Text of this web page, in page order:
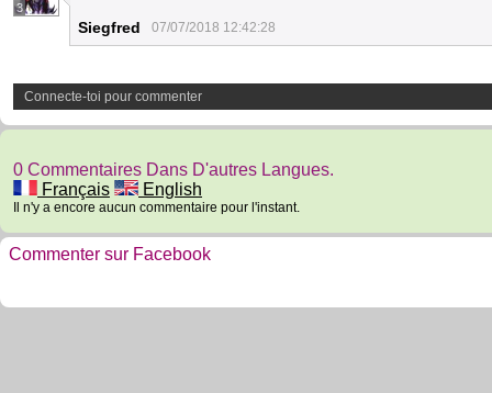
3
Siegfred 07/07/2018 12:42:28
Connecte-toi pour commenter
0 Commentaires Dans D'autres Langues.
Français
English
Il n'y a encore aucun commentaire pour l'instant.
Commenter sur Facebook